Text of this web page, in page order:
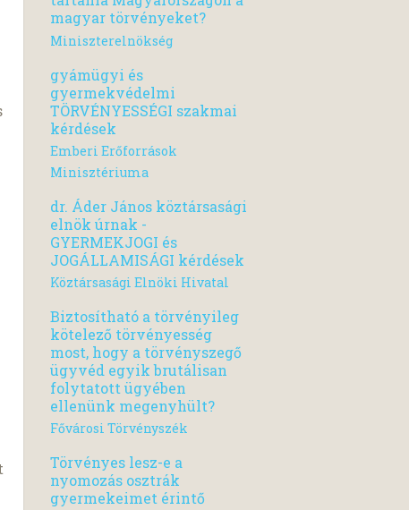
magyar törvényeket?
Miniszterelnökség
gyámügyi és
gyermekvédelmi
TÖRVÉNYESSÉGI szakmai
kérdések
Emberi Erőforrások
Minisztériuma
dr. Áder János köztársasági
elnök úrnak -
GYERMEKJOGI és
JOGÁLLAMISÁGI kérdések
Köztársasági Elnöki Hivatal
Biztosítható a törvényileg
kötelező törvényesség
most, hogy a törvényszegő
ügyvéd egyik brutálisan
folytatott ügyében
ellenünk megenyhült?
Fővárosi Törvényszék
Törvényes lesz-e a
nyomozás osztrák
gyermekeimet érintő